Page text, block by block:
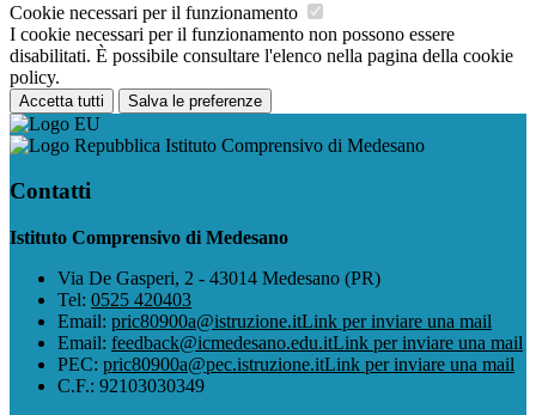
Cookie necessari per il funzionamento
I cookie necessari per il funzionamento non possono essere
disabilitati. È possibile consultare l'elenco nella pagina della cookie
policy.
Accetta tutti Salva le preferenze
Istituto Comprensivo di Medesano
Contatti
Istituto Comprensivo di Medesano
Via De Gasperi, 2 - 43014 Medesano (PR)
Tel: 0525 420403
Email: pric80900a@istruzione.itLink per inviare una mail
Email: feedback@icmedesano.edu.itLink per inviare una mail
PEC: pric80900a@pec.istruzione.itLink per inviare una mail
C.F.: 92103030349